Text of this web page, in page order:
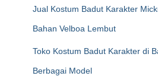
Jual Kostum Badut Karakter
Bahan Velboa Lembut
Toko Kostum Badut Karakter di
Berbagai Model